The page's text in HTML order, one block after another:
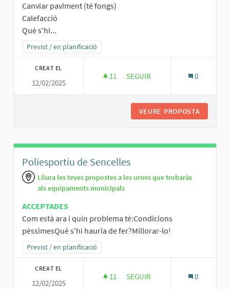
Canviar paviment (té fongs)
Calefacció
Què s'hi...
Resultats al filtrar per la categoria: Previst / en planificació
Previst / en planificació
CREAT EL
12/02/2025
11 11 SEGUIDORES
SEGUIR 0
VEURE PROPOSTA
Poliesportiu de Sencelles
Lliura les teves propostes a les urnes que trobaràs
als equipaments municipals
ACCEPTADES
Com està ara i quin problema té:Condicions
pèssimesQuè s'hi hauria de fer?Millorar-lo!
Resultats al filtrar per la categoria: Previst / en planificació
Previst / en planificació
CREAT EL
12/02/2025
11 11 SEGUIDORES
SEGUIR 0